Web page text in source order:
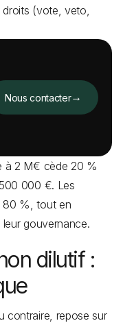
(vote, veto,
Nous contacter→
à 2 M€ cède 20 %
000 €. Les
80 %, tout en
gouvernance.
dilutif :
contraire, repose sur